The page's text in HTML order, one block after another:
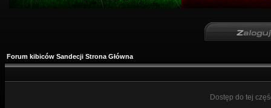
Forum kibiców Sandecji Strona Główna
Dostęp do tej